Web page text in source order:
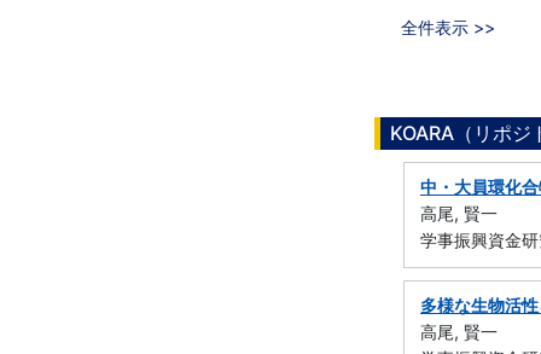
全件表示 >>
KOARA（リポ
中・大員環化
高尾, 賢一
学事振興資金
多様な生物活
高尾, 賢一